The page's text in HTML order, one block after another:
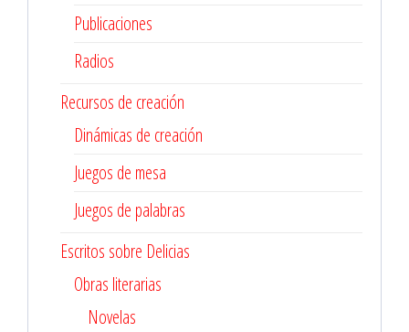
Publicaciones
Radios
Recursos de creación
Dinámicas de creación
Juegos de mesa
Juegos de palabras
Escritos sobre Delicias
Obras literarias
Novelas